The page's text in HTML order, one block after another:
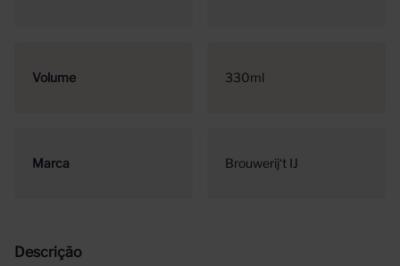
Volume 330ml
Marca Brouwerij‘t IJ
Descrição